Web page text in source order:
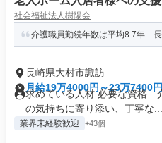
社会福祉法人樹陽会
介護職員勤続年数は平均8.7年 長
長崎県大村市諏訪
月給19万4000円～23万7400円
求めている人材 必要な資格…
の気持ちに寄り添い、丁寧な...
業界未経験歓迎 +43個